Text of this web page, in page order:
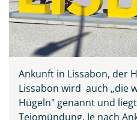
Ankunft in Lissabon, der
Lissabon wird auch „die
Hügeln" genannt und
Tejomündung. Je nach